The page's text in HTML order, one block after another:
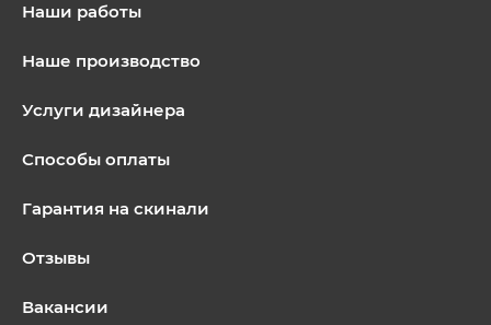
Наши работы
Наше производство
Услуги дизайнера
Способы оплаты
Гарантия на скинали
Отзывы
Вакансии